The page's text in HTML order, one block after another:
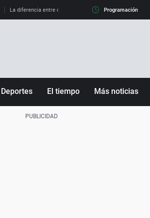
La diferencia entre observar el eclipse al 99% y al 100%
Programación
Deportes El tiempo Más noticias